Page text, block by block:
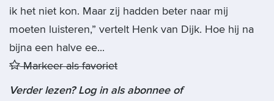
ik het niet kon. Maar zij hadden beter naar mij
moeten luisteren,” vertelt Henk van Dijk. Hoe hij na
bijna een halve ee...
Markeer als favoriet
Verder lezen? Log in als abonnee of